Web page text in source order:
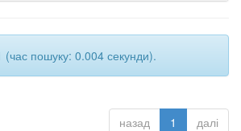
(час пошуку: 0.004 секунди).
назад 1 далі